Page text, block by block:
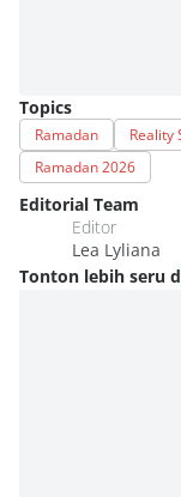
Topics
Ramadan Reality
Ramadan 2026
Editorial Team
Editor
Lea Lyliana
Tonton lebih seru